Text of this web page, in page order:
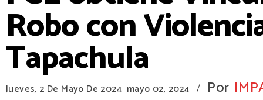
Robo con
Tapachula
Jueves, 2 De Mayo De 2024 mayo 02, 2024 / Por